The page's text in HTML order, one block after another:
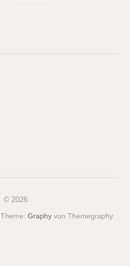
© 2026
Theme: Graphyvon Themegraphy